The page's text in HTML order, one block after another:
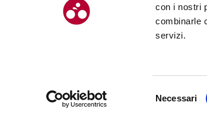
con i nostri
combinarle
servizi.
Necessari
© Chilometro 162 srl – P.I. 04522410408 – Via
Realizzato da SUNTIMES